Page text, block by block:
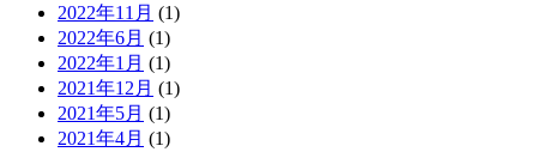
2022年11月 (1)
2022年6月 (1)
2022年1月 (1)
2021年12月 (1)
2021年5月 (1)
2021年4月 (1)